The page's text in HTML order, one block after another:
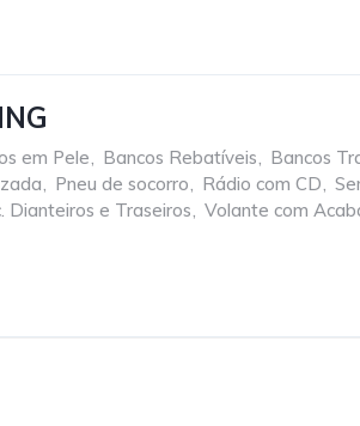
em Pele, Bancos Rebatíveis, Bancos
, Pneu de socorro, Rádio com CD,
Dianteiros e Traseiros, Volante com